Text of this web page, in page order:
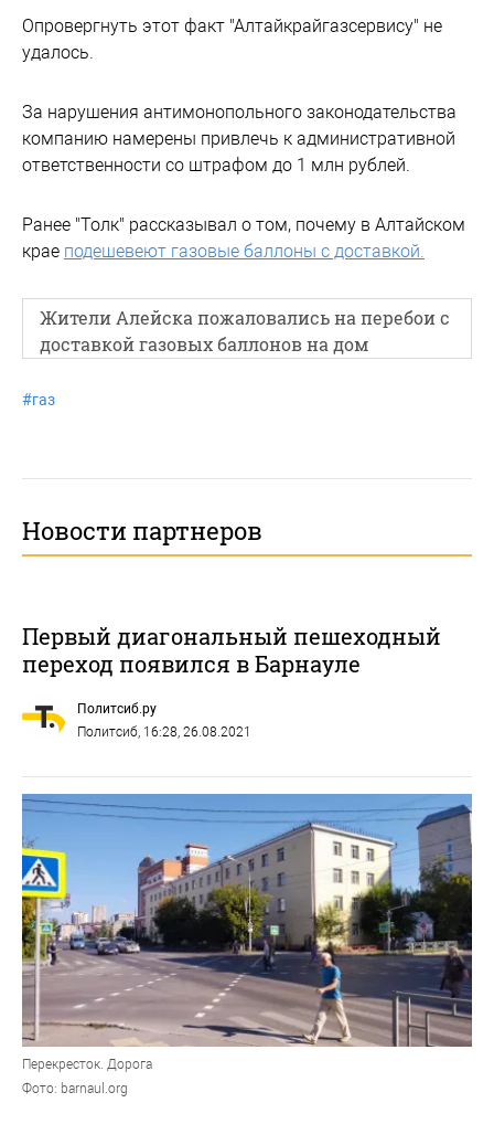
Опровергнуть этот факт "Алтайкрайгазсервису" не
удалось.
За нарушения антимонопольного законодательства
компанию намерены привлечь к административной
ответственности со штрафом до 1 млн рублей.
Ранее "Толк" рассказывал о том, почему в Алтайском
крае подешевеют газовые баллоны с доставкой.
Жители Алейска пожаловались на перебои с
доставкой газовых баллонов на дом
#газ
Новости партнеров
Первый диагональный пешеходный
переход появился в Барнауле
Политсиб.ру
Политсиб , 16:28, 26.08.2021
Перекресток. Дорога
Фото: barnaul.org